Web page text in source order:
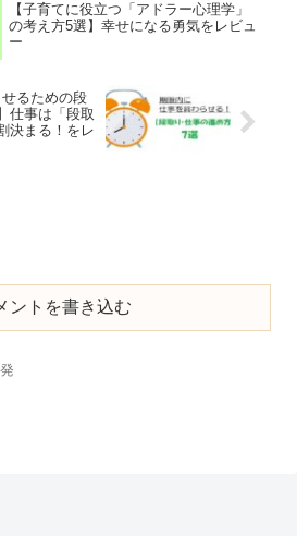
【子育てに役立つ「アドラー心理学」
の考え方5選】幸せになる勇気をレビュ
ー
せるための段
仕事は「段取
決まる！をレ
ントを書き込む